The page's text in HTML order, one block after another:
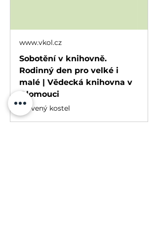
www.vkol.cz
Sobotění v knihovně.
Rodinný den pro velké i
malé | Vědecká knihovna v
Olomouci
Červený kostel